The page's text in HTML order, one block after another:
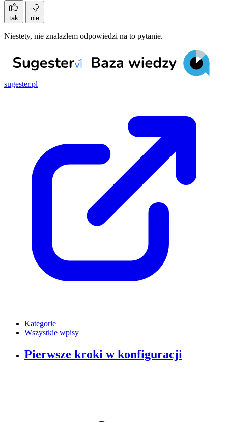
tak nie
Niestety, nie znalazłem odpowiedzi na to pytanie.
sugester.pl
Kategorie
Wszystkie wpisy
Pierwsze kroki w konfiguracji